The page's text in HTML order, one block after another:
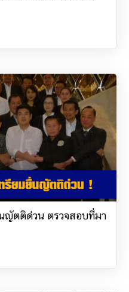
ญัตติด่วน ตรวจสอบที่มา